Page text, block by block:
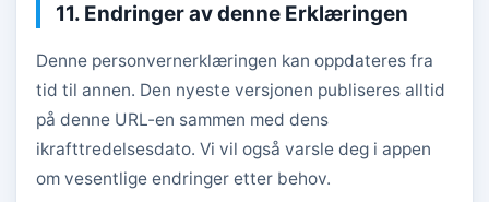
11. Endringer av denne Erklæringen
Denne personvernerklæringen kan oppdateres fra
tid til annen. Den nyeste versjonen publiseres alltid
på denne URL-en sammen med dens
ikrafttredelsesdato. Vi vil også varsle deg i appen
om vesentlige endringer etter behov.